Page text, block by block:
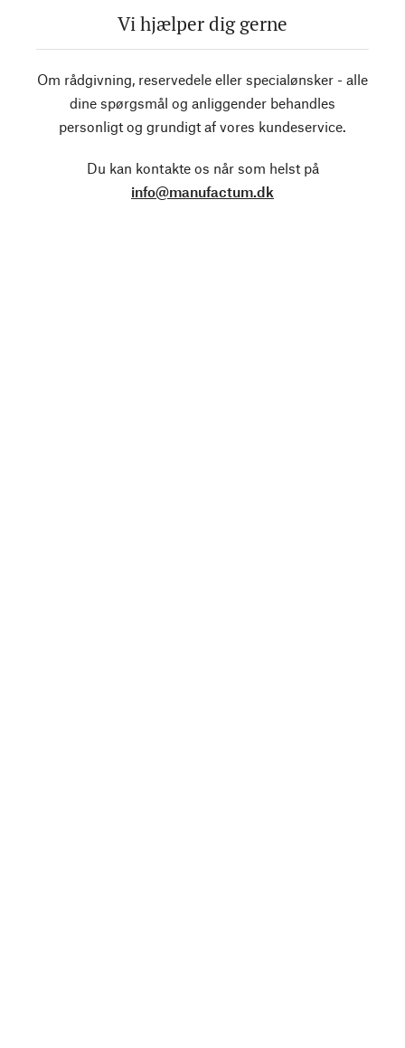
Vi hjælper dig gerne
Om rådgivning, reservedele eller specialønsker - alle
dine spørgsmål og anliggender behandles
personligt og grundigt af vores kundeservice.
Du kan kontakte os når som helst på
info@manufactum.dk